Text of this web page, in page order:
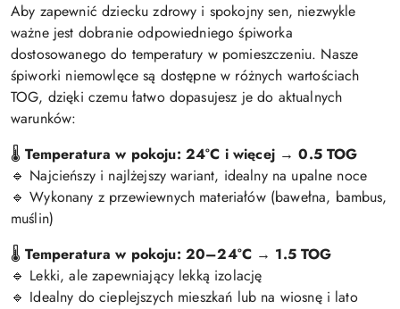
Aby zapewnić dziecku zdrowy i spokojny sen, niezwykle
ważne jest dobranie odpowiedniego śpiworka
dostosowanego do temperatury w pomieszczeniu. Nasze
śpiworki niemowlęce są dostępne w różnych wartościach
TOG, dzięki czemu łatwo dopasujesz je do aktualnych
warunków:
🌡 Temperatura w pokoju: 24°C i więcej→0.5 TOG
🔹 Najcieńszy i najlżejszy wariant, idealny na upalne noce
🔹 Wykonany z przewiewnych materiałów (bawełna, bambus,
muślin)
🌡 Temperatura w pokoju: 20–24°C→ 1.5 TOG
🔹 Lekki, ale zapewniający lekką izolację
🔹 Idealny do cieplejszych mieszkań lub na wiosnę i lato